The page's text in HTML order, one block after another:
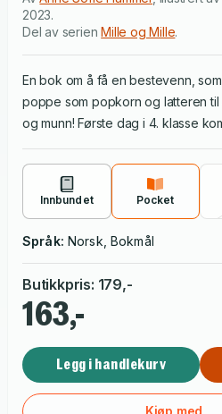
2023.
Del av serienMille og Mille.
En bok om å få en bestevenn,
poppe som popkorn og latteren
og munn! Første dag i 4. klasse
Hun blir bedt om å sette seg ved
det samme! De to jentene heter
også akkurat den samme
Men en dag tuller de med
hemmelige kjæresten. Han blir
venninnene får det travelt med å
Innbundet Pocket
Språk: Norsk, Bokmål
Butikkpris: 179,-
163,-
Legg i handlekurv